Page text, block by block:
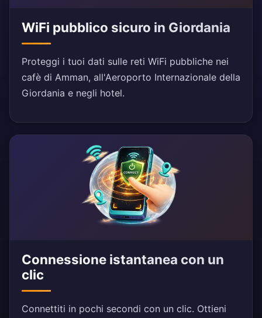
WiFi pubblico sicuro in Giordania
Proteggi i tuoi dati sulle reti WiFi pubbliche nei
cafè di Amman, all'Aeroporto Internazionale della
Giordania e negli hotel.
Connessione istantanea con un
clic
Connettiti in pochi secondi con un clic. Ottieni